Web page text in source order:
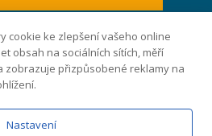
know-how
KURZŮ
cookie ke zlepšení vašeho online
obsah na sociálních sítích, měří
zobrazuje přizpůsobené reklamy na
Nastavení